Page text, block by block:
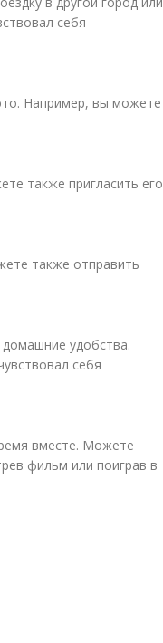
себя
Например, вы можете
также пригласить его
также отправить
удобства.
себя
вместе. Можете
фильм или поиграв в